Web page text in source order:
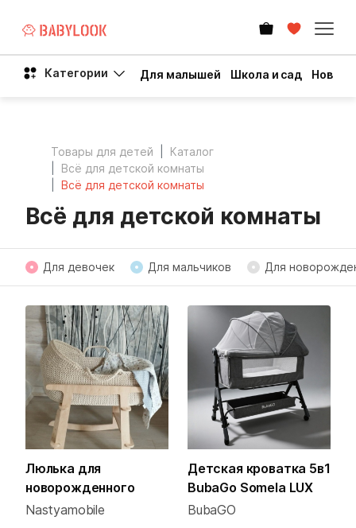
Категории Для малышей Школа и сад Новый
Товары для детей
Каталог
Всё для детской комнаты
Всё для детской комнаты
Всё для детской комнаты
Для девочек Для мальчиков Для
Люлька для
новорожденного
Nastyamobile
Детская кроватка 5в1
BubaGo Somela LUX
BubaGO